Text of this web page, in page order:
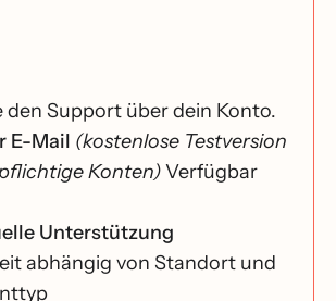
den Support über dein Konto.
E-Mail (kostenlose Testversion
Konten)Verfügbar
Unterstützung
abhängig von Standort und